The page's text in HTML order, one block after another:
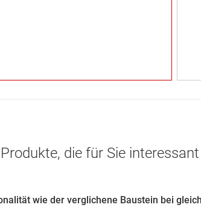
die für Sie
wie der verglichene Baustein bei